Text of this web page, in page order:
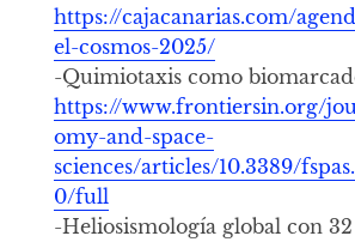
https://cajacanarias.com/
el-cosmos-2025/
-Quimiotaxis como
https://www.frontiersin.org/
omy-and-space-
sciences/articles/10.3389/
0/full
-Heliosismología global con 32